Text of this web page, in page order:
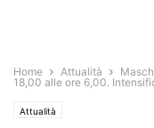
Home Attualità
18,00 alle ore 6,00.
Attualità